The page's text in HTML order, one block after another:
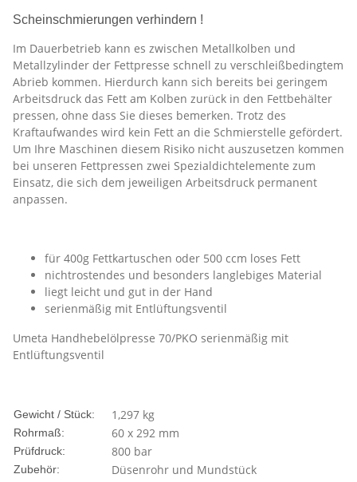
Scheinschmierungen verhindern !
Im Dauerbetrieb kann es zwischen Metallkolben und
Metallzylinder der Fettpresse schnell zu verschleißbedingtem
Abrieb kommen. Hierdurch kann sich bereits bei geringem
Arbeitsdruck das Fett am Kolben zurück in den Fettbehälter
pressen, ohne dass Sie dieses bemerken. Trotz des
Kraftaufwandes wird kein Fett an die Schmierstelle gefördert.
Um Ihre Maschinen diesem Risiko nicht auszusetzen kommen
bei unseren Fettpressen zwei Spezialdichtelemente zum
Einsatz, die sich dem jeweiligen Arbeitsdruck permanent
anpassen.
für 400g Fettkartuschen oder 500 ccm loses Fett
nichtrostendes und besonders langlebiges Material
liegt leicht und gut in der Hand
serienmäßig mit Entlüftungsventil
Umeta Handhebelölpresse 70/PKO serienmäßig mit
Entlüftungsventil
Gewicht / Stück: 1,297 kg
Rohrmaß: 60 x 292 mm
Prüfdruck: 800 bar
Zubehör: Düsenrohr und Mundstück